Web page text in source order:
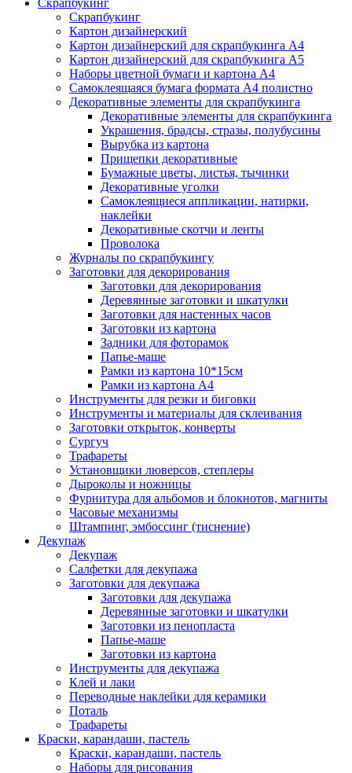
Скрапбукинг
Скрапбукинг
Картон дизайнерский
Картон дизайнерский для скрапбукинга А4
Картон дизайнерский для скрапбукинга А5
Наборы цветной бумаги и картона А4
Самоклеящаяся бумага формата А4 полистно
Декоративные элементы для скрапбукинга
Декоративные элементы для скрапбукинга
Украшения, брадсы, стразы, полубусины
Вырубка из картона
Прищепки декоративные
Бумажные цветы, листья, тычинки
Декоративные уголки
Самоклеящиеся аппликации, натирки,
наклейки
Декоративные скотчи и ленты
Проволока
Журналы по скрапбукингу
Заготовки для декорирования
Заготовки для декорирования
Деревянные заготовки и шкатулки
Заготовки для настенных часов
Заготовки из картона
Задники для фоторамок
Папье-маше
Рамки из картона 10*15см
Рамки из картона А4
Инструменты для резки и биговки
Инструменты и материалы для склеивания
Заготовки открыток, конверты
Сургуч
Трафареты
Установщики люверсов, степлеры
Дыроколы и ножницы
Фурнитура для альбомов и блокнотов, магниты
Часовые механизмы
Штампинг, эмбоссинг (тиснение)
Декупаж
Декупаж
Салфетки для декупажа
Заготовки для декупажа
Заготовки для декупажа
Деревянные заготовки и шкатулки
Заготовки из пенопласта
Папье-маше
Заготовки из картона
Инструменты для декупажа
Клей и лаки
Переводные наклейки для керамики
Поталь
Трафареты
Краски, карандаши, пастель
Краски, карандаши, пастель
Наборы для рисования